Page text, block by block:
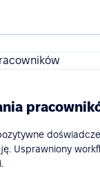
Usprawniony